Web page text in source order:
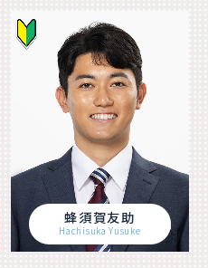
蜂須賀友助
Hachisuka Yusuke